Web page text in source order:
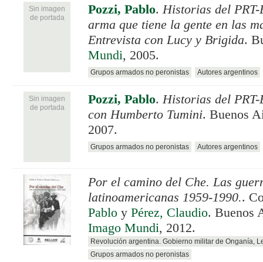
Sin imagen
de portada
Pozzi, Pablo. Historias del
arma que tiene la gente en las
Entrevista con Lucy y Brigida.
Mundi, 2005.
Grupos armados no peronistas Autores argentinos
Sin imagen
de portada
Pozzi, Pablo. Historias del
con Humberto Tumini. Buenos
2007.
Grupos armados no peronistas Autores argentinos
Por el camino del Che. Las
latinoamericanas 1959-1990..
Pablo y Pérez, Claudio. Buenos
Imago Mundi, 2012.
Revolución argentina. Gobierno militar de Onganía,
Grupos armados no peronistas